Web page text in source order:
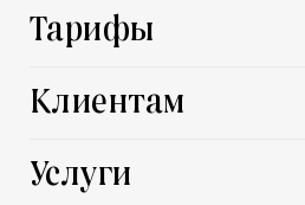
Тарифы
Клиентам
Поставщику
Услуги